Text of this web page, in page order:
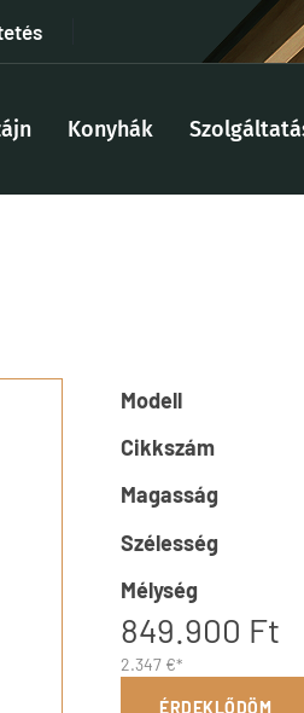
Konyhák
Modell
Cikkszám
Magasság
Szélesség
Mélység
849.900 Ft
2.347 €*
ÉRDEKLŐDÖM